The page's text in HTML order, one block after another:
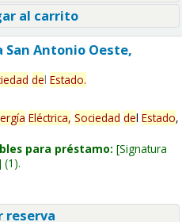
al carrito
Antonio Oeste,
del Estado.
Eléctrica, Sociedad del Estado,
para préstamo: Signatura
(1).
reserva